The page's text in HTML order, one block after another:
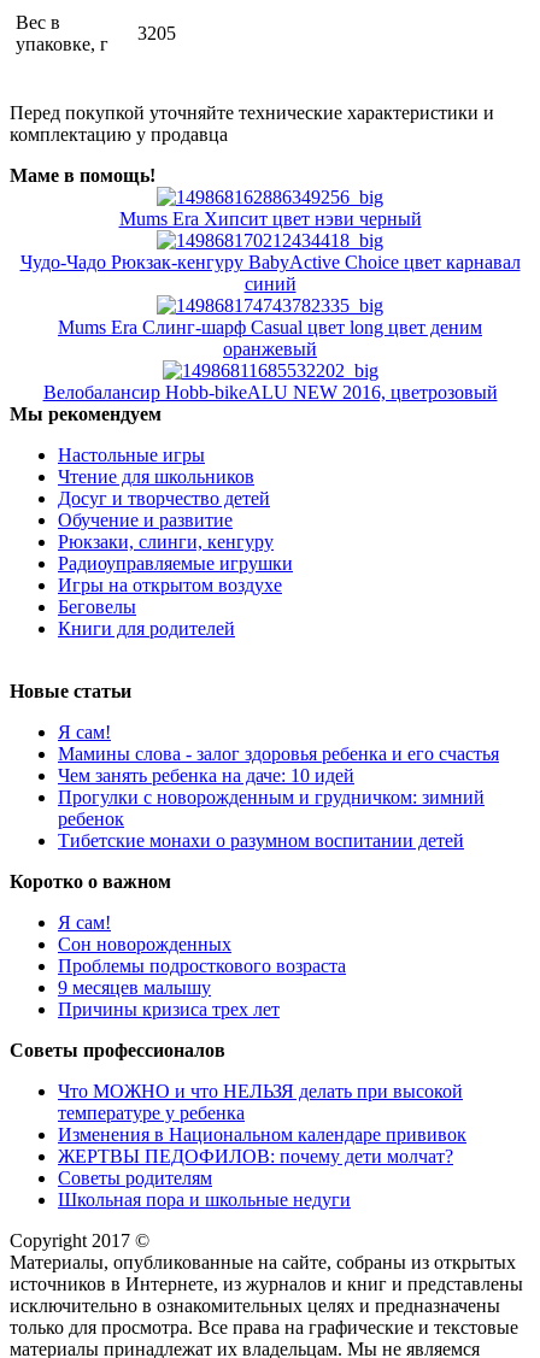
Вес в
упаковке, г
3205
Перед покупкой уточняйте технические характеристики и
комплектацию у продавца
Маме в помощь!
Mums Era Хипсит цвет нэви черный
Чудо-Чадо Рюкзак-кенгуру BabyActive Choice цвет карнавал
синий
Mums Era Слинг-шарф Casual цвет long цвет деним
оранжевый
Велобалансир Hobb-bikeALU NEW 2016, цветрозовый
Мы рекомендуем
Настольные игры
Чтение для школьников
Досуг и творчество детей
Обучение и развитие
Рюкзаки, слинги, кенгуру
Радиоуправляемые игрушки
Игры на открытом воздухе
Беговелы
Книги для родителей
Новые статьи
Я сам!
Мамины слова - залог здоровья ребенка и его счастья
Чем занять ребенка на даче: 10 идей
Прогулки с новорожденным и грудничком: зимний
ребенок
Тибетские монахи о разумном воспитании детей
Коротко о важном
Я сам!
Сон новорожденных
Проблемы подросткового возраста
9 месяцев малышу
Причины кризиса трех лет
Советы профессионалов
Что МОЖНО и что НЕЛЬЗЯ делать при высокой
температуре у ребенка
Изменения в Национальном календаре прививок
ЖЕРТВЫ ПЕДОФИЛОВ: почему дети молчат?
Советы родителям
Школьная пора и школьные недуги
Copyright 2017 ©
Материалы, опубликованные на сайте, собраны из открытых
источников в Интернете, из журналов и книг и представлены
исключительно в ознакомительных целях и предназначены
только для просмотра. Все права на графические и текстовые
материалы принадлежат их владельцам. Мы не являемся